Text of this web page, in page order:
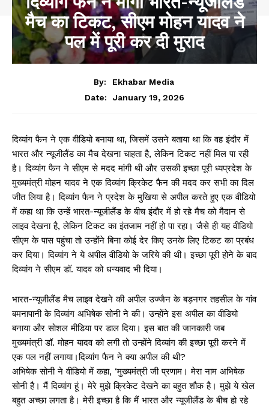
मैच का टिकट, सीएम मोहन यादव ने
पल में पूरी कर दी मुराद
By:
Ekhabar Media
Date:
January 19, 2026
दिव्यांग फैन ने एक वीडियो बनाया था, जिसमें उसने बताया था कि वह इंदौर में
भारत और न्यूजीलैंड का मैच देखना चाहता है, लेकिन टिकट नहीं मिल पा रही
है। दिव्यांग फैन ने सीएम से मदद मांगी थी और उसकी इच्छा पूरी ध्यप्रदेश के
मुख्यमंत्री मोहन यादव ने एक दिव्यांग क्रिकेट फैन की मदद कर सभी का दिल
जीत लिया है। दिव्यांग फैन ने प्रदेश के मुखिया से अपील करते हुए एक वीडियो
में कहा था कि उन्हें भारत-न्यूजीलैंड के बीच इंदौर में हो रहे मैच को मैदान से
लाइव देखना है, लेकिन टिकट का इंतजाम नहीं हो पा रहा। जैसे ही यह वीडियो
सीएम के पास पहुंचा तो उन्होंने बिना कोई देर किए उनके लिए टिकट का प्रबंध
कर दिया। दिव्यांग ने ये अपील वीडियो के जरिये की थी। इच्छा पूरी होने के बाद
दिव्यांग ने सीएम डॉ. यादव को धन्यवाद भी दिया।
भारत-न्यूजीलैंड मैच लाइव देखने की अपील उज्जैन के बड़नगर तहसील के गांव
बमनापानी के दिव्यांग अभिषेक सोनी ने की। उन्होंने इस अपील का वीडियो
बनाया और सोशल मीडिया पर डाल दिया। इस बात की जानकारी जब
मुख्यमंत्री डॉ. मोहन यादव को लगी तो उन्होंने दिव्यांग की इच्छा पूरी करने में
एक पल नहीं लगाया।दिव्यांग फैन ने क्या अपील की थी?
अभिषेक सोनी ने वीडियो में कहा, ‘मुख्यमंत्री जी प्रणाम। मेरा नाम अभिषेक
सोनी है। मैं दिव्यांग हूं। मेरे मुझे क्रिकेट देखने का बहुत शौक है। मुझे ये खेल
बहुत अच्छा लगता है। मेरी इच्छा है कि मैं भारत और न्यूजीलैंड के बीच हो रहे